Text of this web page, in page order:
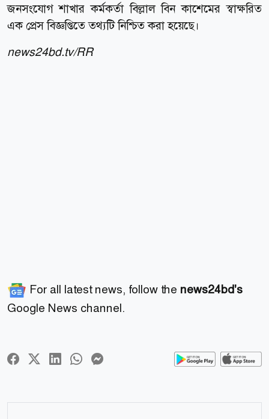
জনসংযোগ শাখার কর্মকর্তা বিল্লাল বিন কাশেমের স্বাক্ষরিত
এক প্রেস বিজ্ঞপ্তিতে তথ্যটি নিশ্চিত করা হয়েছে।
news24bd.tv/RR
For all latest news, follow the news24bd's
Google News channel.